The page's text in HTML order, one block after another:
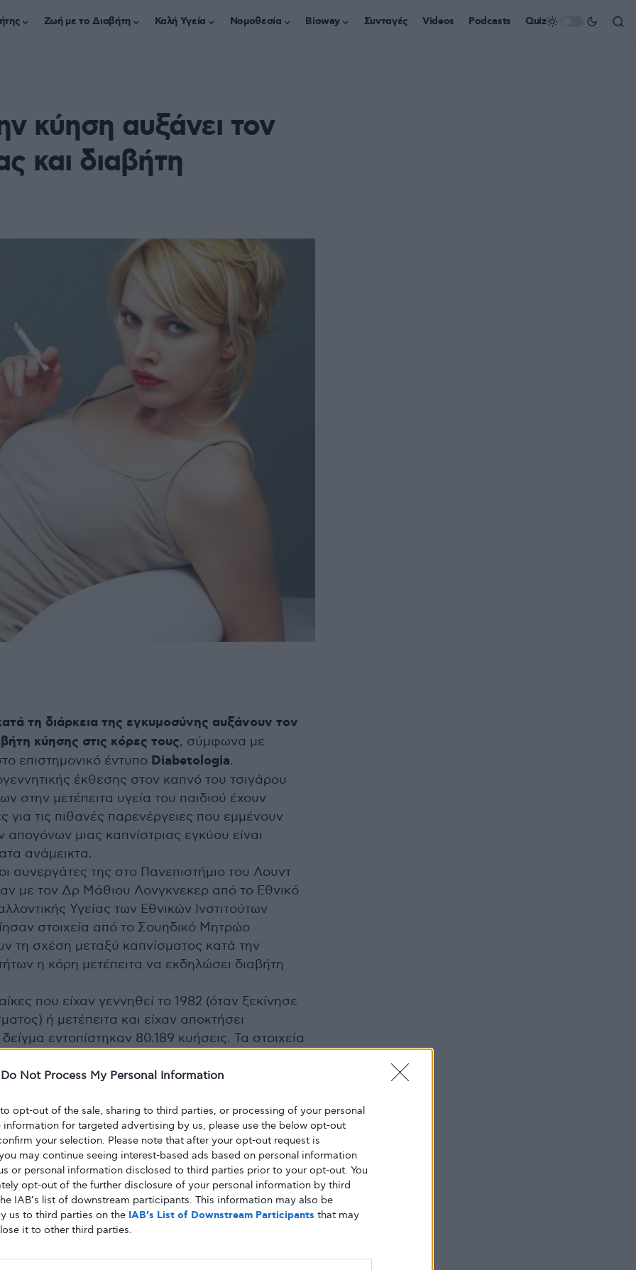
Do Not Process My Personal Information
opt-out of the sale, sharing to third parties, or processing of your personal
information for targeted advertising by us, please use the below opt-out
your selection. Please note that after your opt-out request is
may continue seeing interest-based ads based on personal information
or personal information disclosed to third parties prior to your opt-out. You
opt-out of the further disclosure of your personal information by third
IAB’s list of downstream participants. This information may also be
us to third parties on the IAB’s List of Downstream Participants that may
it to other third parties.
Ζωή με το Διαβήτη Καλή Υγεία Νομοθεσία Bioway Συνταγές Videos Podcasts Quiz
κύηση αυξάνει τον
και διαβήτη
τη διάρκεια της εγκυμοσύνης αυξάνουν τον
κύησης στις κόρες τους, σύμφωνα με
επιστημονικό έντυπο Diabetologia.
έκθεσης στον καπνό του τσιγάρου
στην μετέπειτα υγεία του παιδιού έχουν
για τις πιθανές παρενέργειες που εμμένουν
απογόνων μιας καπνίστριας εγκύου είναι
ανάμεικτα.
συνεργάτες της στο Πανεπιστήμιο του Λουντ
με τον Δρ Μάθιου Λονγκνεκερ από το Εθνικό
Υγείας των Εθνικών Ινστιτούτων
στοιχεία από το Σουηδικό Μητρώο
τη σχέση μεταξύ καπνίσματος κατά την
η κόρη μετέπειτα να εκδηλώσει διαβήτη
που είχαν γεννηθεί το 1982 (όταν ξεκίνησε
ή μετέπειτα και είχαν αποκτήσει
εντοπίστηκαν 80.189 κυήσεις. Τα στοιχεία
σε τρεις κατηγορίες: μη καπνίστριες,
9 τσιγάρα/ημέρα) και βαρείς καπνίστριες (πάνω
των θηλέων απογόνων που εξετάστηκαν, οι
σε παχύσαρκες και 291 εκδήλωσαν διαβήτη
αυξημένος κατά 62% μεταξύ των γυναικών
εκτεθεί στον καπνό του τσιγάρου κατά την
εκτεθεί πολύ. Οι γυναίκες που είχαν μέτρια
περισσότερες πιθανότητες να είναι
πολύ στον καπνό είχαν 58% μεγαλύτερες
να ισχύουν ακόμη και μετά την συνεκτίμηση